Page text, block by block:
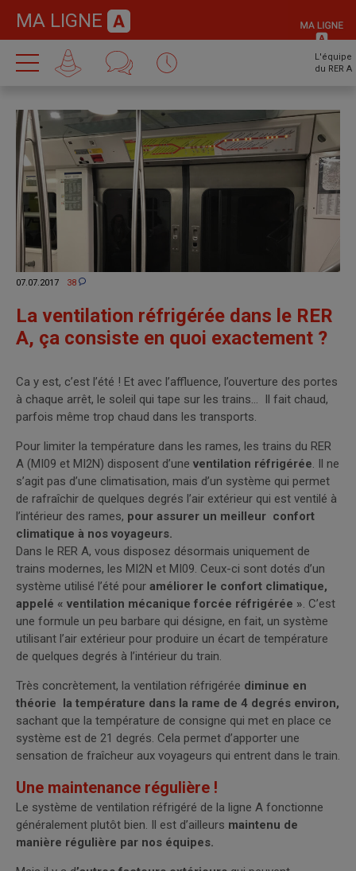
MA LIGNE
L'équipe
du RER A
07.07.2017 38
La ventilation réfrigérée dans le RER
A, ça consiste en quoi exactement ?
Ca y est, c’est l’été ! Et avec l’affluence, l’ouverture des portes
à chaque arrêt, le soleil qui tape sur les trains… Il fait chaud,
parfois même trop chaud dans les transports.
Pour limiter la température dans les rames, les trains du RER
A (MI09 et MI2N) disposent d’une ventilation réfrigérée. Il ne
s’agit pas d’une climatisation, mais d’un système qui permet
de rafraîchir de quelques degrés l’air extérieur qui est ventilé à
l’intérieur des rames, pour assurer un meilleur confort
climatique à nos voyageurs.
Dans le RER A, vous disposez désormais uniquement de
trains modernes, les MI2N et MI09. Ceux-ci sont dotés d’un
système utilisé l’été pour améliorer le confort climatique,
appelé « ventilation mécanique forcée réfrigérée ». C’est
une formule un peu barbare qui désigne, en fait, un système
utilisant l’air extérieur pour produire un écart de température
de quelques degrés à l’intérieur du train.
Très concrètement, la ventilation réfrigérée diminue en
théorie la température dans la rame de 4 degrés environ,
sachant que la température de consigne qui met en place ce
système est de 21 degrés. Cela permet d’apporter une
sensation de fraîcheur aux voyageurs qui entrent dans le train.
Une maintenance régulière !
Le système de ventilation réfrigéré de la ligne A fonctionne
généralement plutôt bien. Il est d’ailleurs maintenu de
manière régulière par nos équipes.